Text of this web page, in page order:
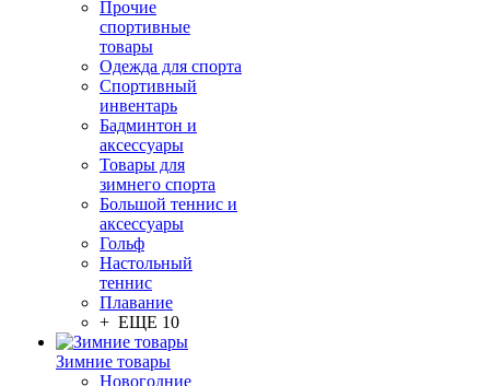
Прочие
спортивные
товары
Одежда для спорта
Спортивный
инвентарь
Бадминтон и
аксессуары
Товары для
зимнего спорта
Большой теннис и
аксессуары
Гольф
Настольный
теннис
Плавание
+ ЕЩЕ 10
Зимние товары
Новогодние